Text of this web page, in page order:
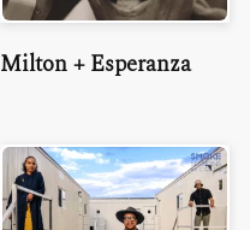
Milton + Esperanza